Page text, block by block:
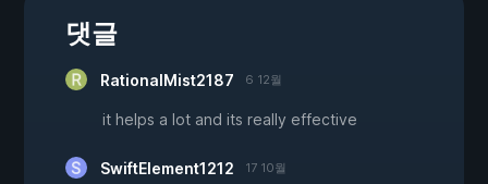
댓글
RationalMist2187 6 12월
it helps a lot and its really effective
SwiftElement1212 17 10월